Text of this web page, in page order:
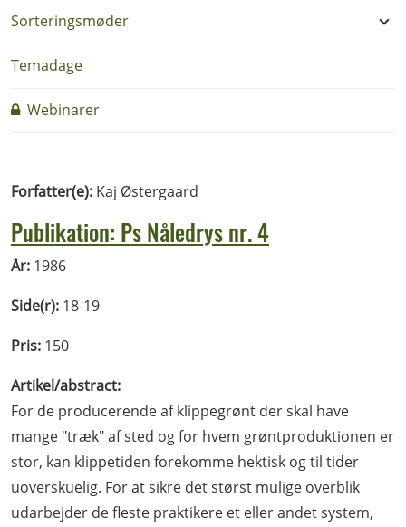
Sorteringsmøder
Temadage
Webinarer
Forfatter(e): Kaj Østergaard
Publikation: Ps Nåledrys nr. 4
År: 1986
Side(r): 18-19
Pris: 150
Artikel/abstract:
For de producerende af klippegrønt der skal have
mange "træk" af sted og for hvem grøntproduktionen er
stor, kan klippetiden forekomme hektisk og til tider
uoverskuelig. For at sikre det størst mulige overblik
udarbejder de fleste praktikere et eller andet system,